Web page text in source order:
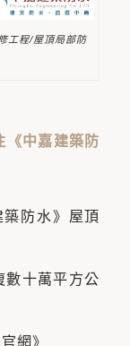
工程/屋頂局部防
《中嘉建築防
防水》屋頂
數十萬平方公
網》